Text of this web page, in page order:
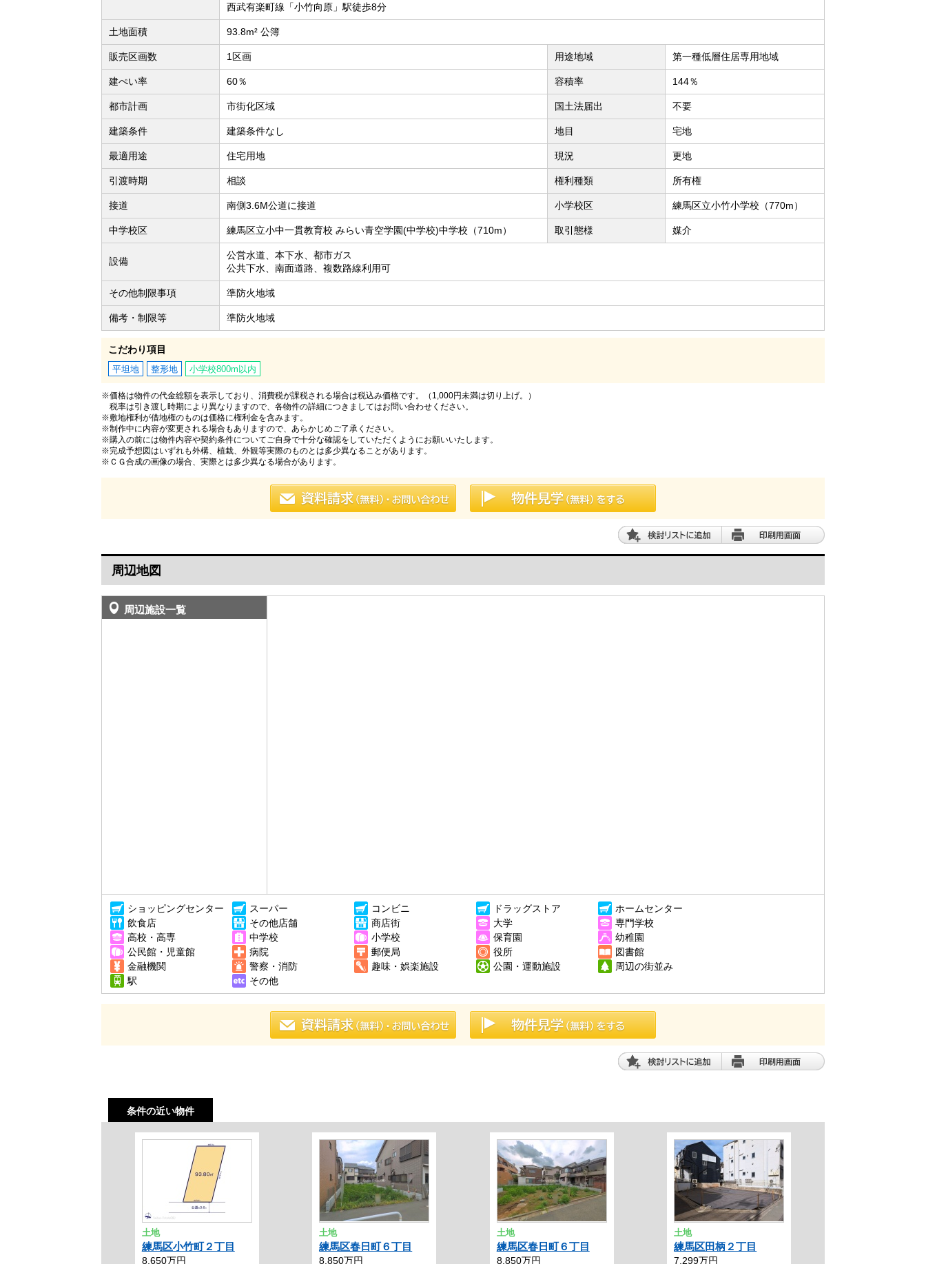
西武有楽町線「小竹向原」駅徒歩8分
土地面積 93.8m² 公簿
販売区画数 1区画 用途地域 第一種低層住居専用地域
建ぺい率 60％ 容積率 144％
都市計画 市街化区域 国土法届出 不要
建築条件 建築条件なし 地目 宅地
最適用途 住宅用地 現況 更地
引渡時期 相談 権利種類 所有権
接道 南側3.6M公道に接道 小学校区 練馬区立小竹小学校（770m）
中学校区 練馬区立小中一貫教育校 みらい青空学園(中学校)中学校（710m） 取引態様 媒介
設備
公営水道、本下水、都市ガス
公共下水、南面道路、複数路線利用可
その他制限事項 準防火地域
備考・制限等 準防火地域
こだわり項目
平坦地 整形地 小学校800m以内
※価格は物件の代金総額を表示しており、消費税が課税される場合は税込み価格です。（1,000円未満は切り上げ。）
税率は引き渡し時期により異なりますので、各物件の詳細につきましてはお問い合わせください。
※敷地権利が借地権のものは価格に権利金を含みます。
※制作中に内容が変更される場合もありますので、あらかじめご了承ください。
※購入の前には物件内容や契約条件についてご自身で十分な確認をしていただくようにお願いいたします。
※完成予想図はいずれも外構、植栽、外観等実際のものとは多少異なることがあります。
※ＣＧ合成の画像の場合、実際とは多少異なる場合があります。
周辺地図
周辺施設一覧
ショッピングセンター スーパー コンビニ ドラッグストア
ホームセンター
飲食店
その他店舗 商店街 大学
専門学校
高校・高専
中学校 小学校 保育園
幼稚園
公民館・児童館
病院 郵便局 役所
図書館
金融機関
警察・消防 趣味・娯楽施設 公園・運動施設
周辺の街並み
駅
その他
条件の近い物件
土地
練馬区小竹町２丁目
8,650万円
土地
練馬区春日町６丁目
8,850万円
土地
練馬区春日町６丁目
8,850万円
土地
練馬区田柄２丁目
7,299万円